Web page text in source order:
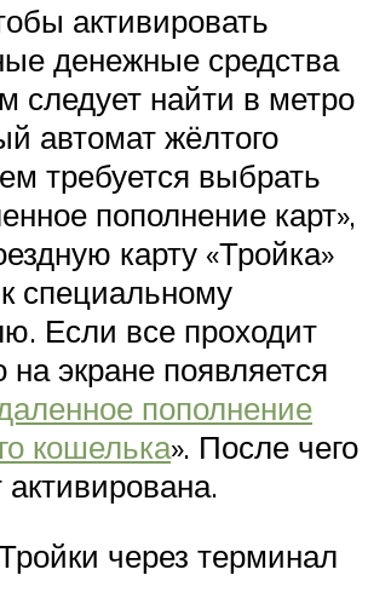
активировать
денежные средства
следует найти в метро
автомат жёлтого
требуется выбрать
пополнение карт»,
карту «Тройка»
специальному
Если все проходит
экране появляется
пополнение
кошелька». После чего
активирована.
через терминал